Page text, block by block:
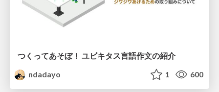
つくってあそぼ！ ユビキタス言語作文の紹介
ndadayo
1 600